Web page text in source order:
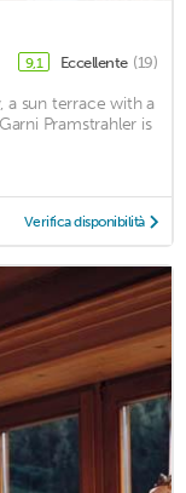
9,1 Eccellente (19)
a sun terrace with a
Pramstrahler is
Verifica disponibilità